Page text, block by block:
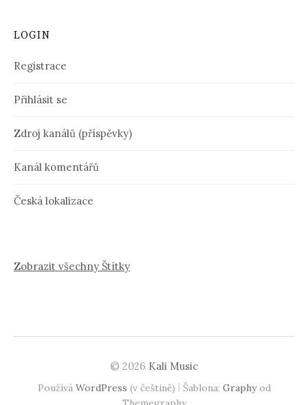
LOGIN
Registrace
Přihlásit se
Zdroj kanálů (příspěvky)
Kanál komentářů
Česká lokalizace
Zobrazit všechny Štítky
© 2026 Kali Music
Používá WordPress (v češtině) | Šablona: Graphyod